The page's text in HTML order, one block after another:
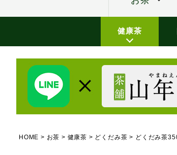
健康茶
HOME お茶 健康茶 どくだみ茶 どくだみ茶